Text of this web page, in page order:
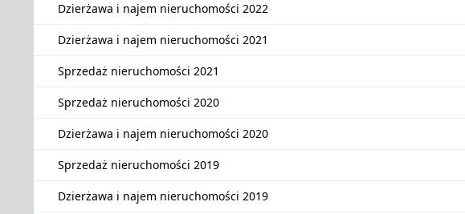
Dzierżawa i najem nieruchomości 2022
Dzierżawa i najem nieruchomości 2021
Sprzedaż nieruchomości 2021
Sprzedaż nieruchomości 2020
Dzierżawa i najem nieruchomości 2020
Sprzedaż nieruchomości 2019
Dzierżawa i najem nieruchomości 2019